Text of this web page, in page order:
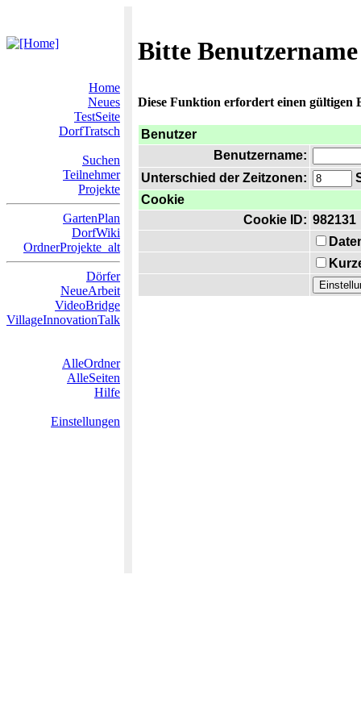
Bitte
Home
Neues
TestSeite
DorfTratsch
Suchen
Teilnehmer
Projekte
GartenPlan
DorfWiki
OrdnerProjekte_alt
Dörfer
NeueArbeit
VideoBridge
VillageInnovationTalk
AlleOrdner
AlleSeiten
Hilfe
Einstellungen
Diese Funktion erfordert einen gültigen
Benutzer
Benutzername:
Unterschied der Zeitzonen:
Cookie
Cookie ID: 982131